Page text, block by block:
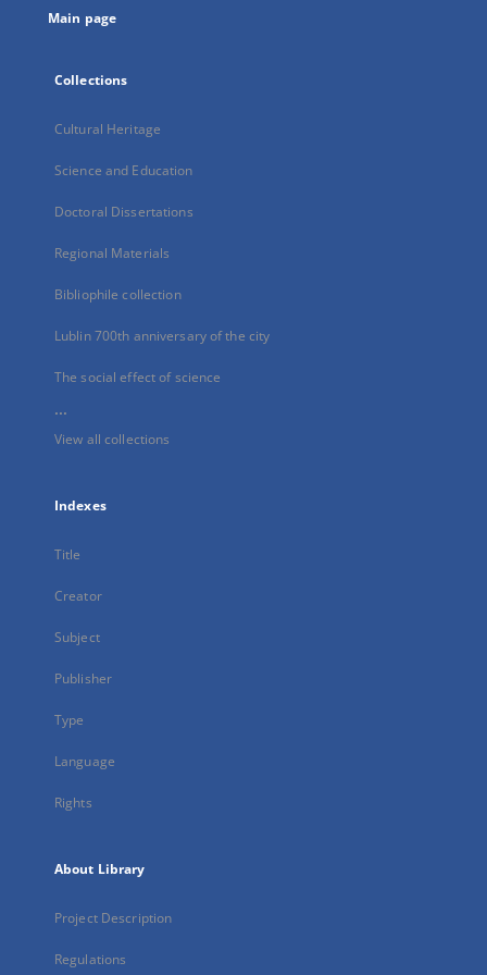
Main page
Collections
Cultural Heritage
Science and Education
Doctoral Dissertations
Regional Materials
Bibliophile collection
Lublin 700th anniversary of the city
The social effect of science
...
View all collections
Indexes
Title
Creator
Subject
Publisher
Type
Language
Rights
About Library
Project Description
Regulations